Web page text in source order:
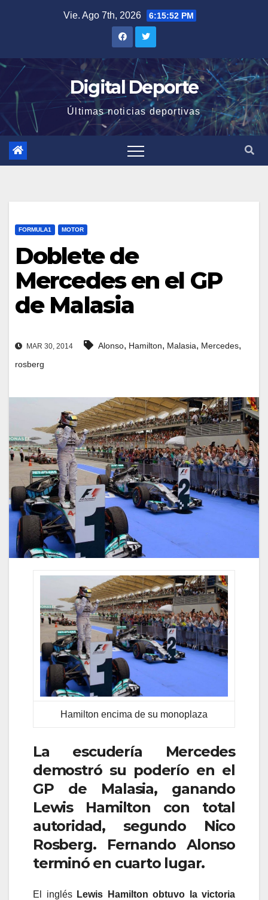
Vie. Ago 7th, 2026 6:15:52 PM
Digital Deporte
Últimas noticias deportivas
FORMULA1 MOTOR
Doblete de
Mercedes en el GP
de Malasia
MAR 30, 2014 Alonso, Hamilton, Malasia, Mercedes,
rosberg
Hamilton encima de su monoplaza
La escudería Mercedes
demostró su poderío en el
GP de Malasia, ganando
Lewis Hamilton con total
autoridad, segundo Nico
Rosberg. Fernando Alonso
terminó en cuarto lugar.
El inglés Lewis Hamilton obtuvo la victoria